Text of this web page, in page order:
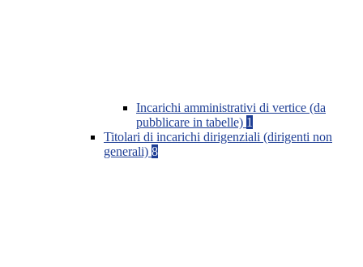
Incarichi amministrativi di vertice (da
pubblicare in tabelle) 1
Titolari di incarichi dirigenziali (dirigenti non
generali) 8